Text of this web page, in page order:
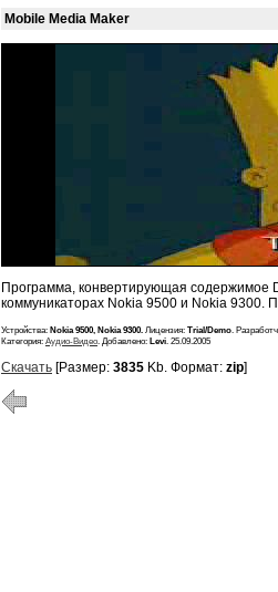
Mobile Media Maker
Программа, конвертирующая содержимое
коммуникаторах Nokia 9500 и Nokia 9300.
Устройства: Nokia 9500, Nokia 9300. Лицензия: Trial/Demo.
Категория: Аудио-Видео. Добавлено: Levi. 25.09.2005
Скачать [Размер: 3835 Kb. Формат: zip]